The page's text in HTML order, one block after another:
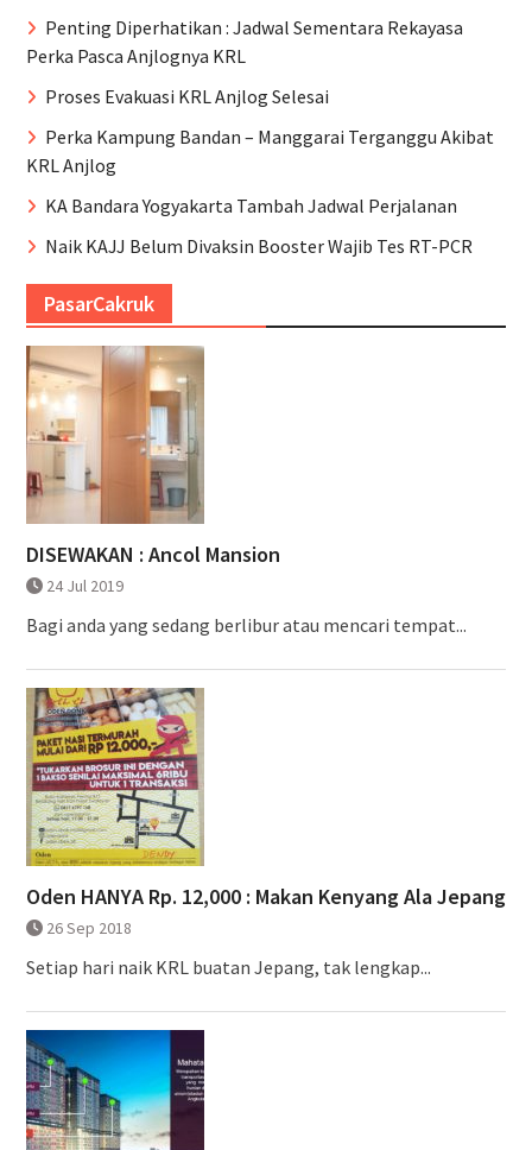
Penting Diperhatikan : Jadwal Sementara Rekayasa
Perka Pasca Anjlognya KRL
Proses Evakuasi KRL Anjlog Selesai
Perka Kampung Bandan – Manggarai Terganggu Akibat
KRL Anjlog
KA Bandara Yogyakarta Tambah Jadwal Perjalanan
Naik KAJJ Belum Divaksin Booster Wajib Tes RT-PCR
PasarCakruk
DISEWAKAN : Ancol Mansion
24 Jul 2019
Bagi anda yang sedang berlibur atau mencari tempat...
Oden HANYA Rp. 12,000 : Makan Kenyang Ala Jepang
26 Sep 2018
Setiap hari naik KRL buatan Jepang, tak lengkap...